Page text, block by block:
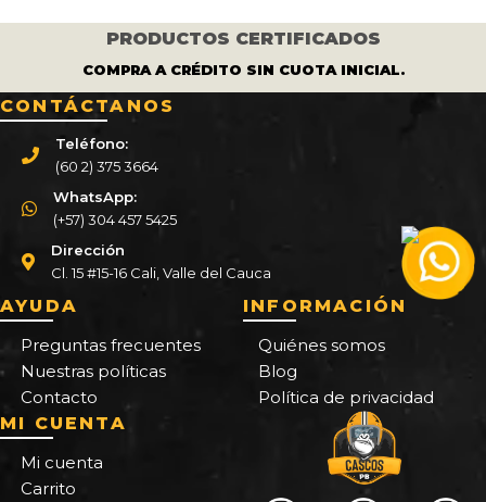
PRODUCTOS CERTIFICADOS
COMPRA A CRÉDITO SIN CUOTA INICIAL.
CONTÁCTANOS
Teléfono:
(60 2) 375 3664
WhatsApp:
(+57) 304 457 5425
Dirección
Cl. 15 #15-16 Cali, Valle del Cauca
AYUDA
Preguntas frecuentes
Nuestras políticas
Contacto
INFORMACIÓN
Quiénes somos
Blog
Política de privacidad
MI CUENTA
Mi cuenta
Carrito